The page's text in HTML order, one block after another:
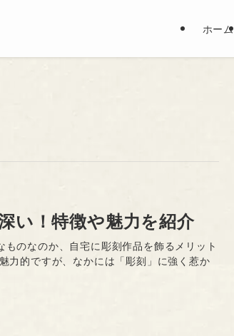
ホーム
い！特徴や魅力を紹介
のなのか、自宅に彫刻作品を飾るメリット
力的ですが、なかには「彫刻」に強く惹か